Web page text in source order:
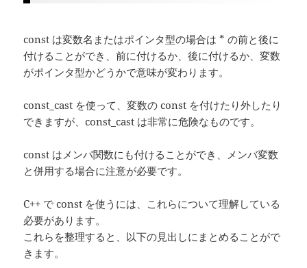
const は変数名またはポインタ型の場合は * の前と後に
付けることができ、前に付けるか、後に付けるか、変数
がポインタ型かどうかで意味が変わります。
const_cast を使って、変数の const を付けたり外したり
できますが、const_cast は非常に危険なものです。
const はメンバ関数にも付けることができ、メンバ変数
と併用する場合に注意が必要です。
C++ で const を使うには、これらについて理解している
必要があります。
これらを整理すると、以下の見出しにまとめることがで
きます。